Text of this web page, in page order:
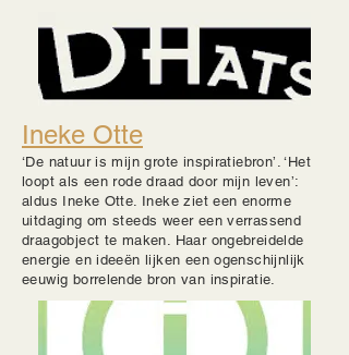
Ineke Otte
‘De natuur is mijn grote inspiratiebron’. ‘Het
loopt als een rode draad door mijn leven’:
aldus Ineke Otte. Ineke ziet een enorme
uitdaging om steeds weer een verrassend
draagobject te maken. Haar ongebreidelde
energie en ideeën lijken een ogenschijnlijk
eeuwig borrelende bron van inspiratie.